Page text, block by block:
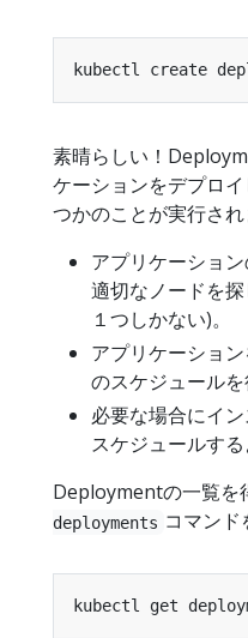
kubectl create
素晴らしい！
ケーションをデプロ
つかのことが実行され
アプリケーショ
適切なノードを
１つしかない)。
アプリケーショ
のスケジュールを
必要な場合にイ
スケジュールする
Deploymentの一覧を
deployments コマンド